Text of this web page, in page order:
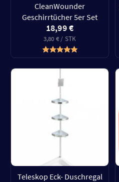
CleanWounder
Geschirrtücher 5er Set
18,99 €
3,80 € / STK
Teleskop Eck- Duschregal